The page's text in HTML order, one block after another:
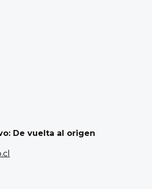
De vuelta al origen